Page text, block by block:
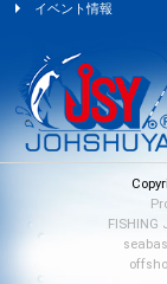
イベント情報
FISHING